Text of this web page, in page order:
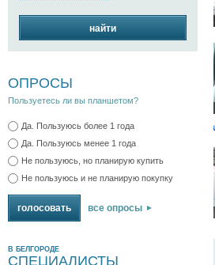
найти
ОПРОСЫ
Пользуетесь ли вы планшетом?
Да. Пользуюсь более 1 года
Да. Пользуюсь менее 1 года
Не пользуюсь, но планирую купить
Не пользуюсь и не планирую покупку
все опросы
В БЕЛГОРОДЕ
СПЕЦИАЛИСТЫ